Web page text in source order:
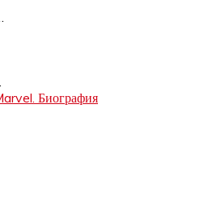
Биография